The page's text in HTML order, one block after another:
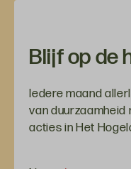
Blijf op de
Iedere maand
van duurzaamheid
acties in Het